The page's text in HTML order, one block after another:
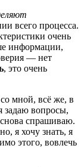
всего процесса.
очень
информации,
— нет
, это очень
мной, всё же, в
задаю вопросы,
спрашиваю.
я хочу знать, я
этого, вовлечь